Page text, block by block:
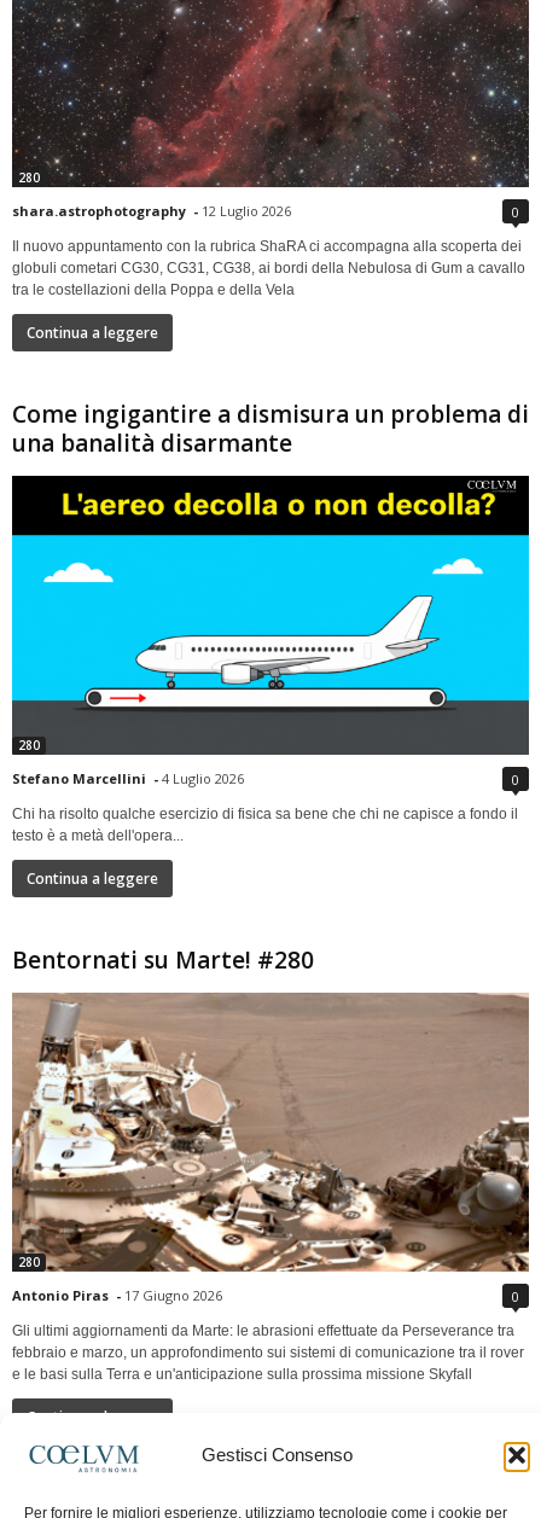
Gestisci Consenso
Per fornire le migliori esperienze, utilizziamo tecnologie come i cookie per
280
shara.astrophotography - 12 Luglio 2026 0
Il nuovo appuntamento con la rubrica ShaRA ci accompagna alla scoperta dei
globuli cometari CG30, CG31, CG38, ai bordi della Nebulosa di Gum a cavallo
tra le costellazioni della Poppa e della Vela
Continua a leggere
Come ingigantire a dismisura un problema di
una banalità disarmante
280
Stefano Marcellini - 4 Luglio 2026 0
Chi ha risolto qualche esercizio di fisica sa bene che chi ne capisce a fondo il
testo è a metà dell'opera...
Continua a leggere
Bentornati su Marte! #280
280
Antonio Piras - 17 Giugno 2026 0
Gli ultimi aggiornamenti da Marte: le abrasioni effettuate da Perseverance tra
febbraio e marzo, un approfondimento sui sistemi di comunicazione tra il rover
e le basi sulla Terra e un'anticipazione sulla prossima missione Skyfall
Continua a leggere